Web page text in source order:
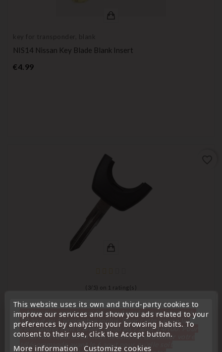
key for transponder, blank
NIS14 Nissan Key Blade Blank Insert
€4.99Price
( 3/ 5) on 1 rating(s)
key for transponder, blank
NIS11 Nissan Key Blade Blank Insert
€5.99Price
This website uses its own and third-party cookies to
improve our services and show you ads related to your
preferences by analyzing your browsing habits. To
consent to their use, click the Accept button.
More information Customize cookies
« Attention, notre société sera fermée pour congés du
10 aout au 1 septembre inclus. Pour cette raison les
commandes sont traitées jusqu'au 7 aout 14H00. Pour
le service réparation nous devons réceptionner votre
télécommande avant le 6 aout pour qu'elle soit